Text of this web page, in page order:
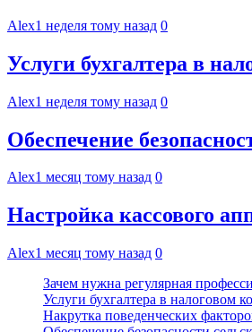
Alex1 неделя тому назад 0
Услуги бухгалтера в
Alex1 неделя тому назад 0
Обеспечение
Alex1 месяц тому назад 0
Настройка кассового
Alex1 месяц тому назад 0
Зачем нужна регулярная
Услуги бухгалтера в налоговом
Накрутка поведенческих